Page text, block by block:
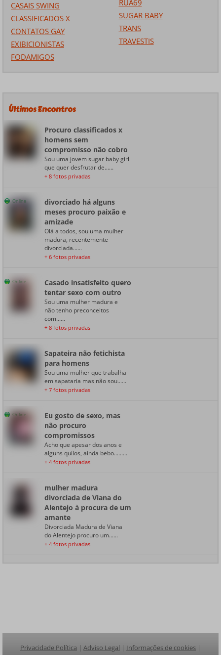
CASAIS SWING
CLASSIFICADOS X
CONTATOS GAY
EXIBICIONISTAS
FODAMIGOS
RUA69
SUGAR BABY
TRANS
TRAVESTIS
Últimos Encontros
Procuro classificados x
homens sem
compromisso não cobro
Sou uma jovem sugar baby girl
que quer desfrutar de......
+ 8 fotos privadas
Online
divorciado há alguns
meses procuro paixão e
amizade
Olá a todos, sou uma mulher
madura, recentemente
divorciada......
+ 6 fotos privadas
Online
Casado insatisfeito quero
tentar sexo com outro
Sou uma mulher madura e
não tenho preconceitos
com......
+ 8 fotos privadas
Sapateira não fetichista
para homens
Sou uma mulher que trabalha
em sapataria mas não sou......
+ 7 fotos privadas
Online
Eu gosto de sexo, mas
não procuro
compromissos
Acho que apesar dos anos e
alguns quilos, ainda bebo.........
+ 4 fotos privadas
mulher madura
divorciada de Viana do
Alentejo à procura de um
amante
Divorciada Madura de Viana
do Alentejo procuro um......
+ 4 fotos privadas
Privacidade Política | Adviso Legal | Informações de cookies |